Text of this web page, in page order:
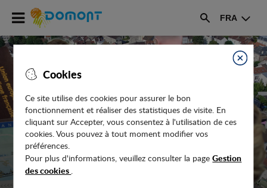
Cookies
Fermer
Ce site utilise des cookies pour assurer le bon
fonctionnement et réaliser des statistiques de visite. En
cliquant sur Accepter, vous consentez à l'utilisation de ces
cookies. Vous pouvez à tout moment modifier vos
préférences.
Pour plus d'informations, veuillez consulter la pageGestion
des cookies .
Accéder
au
menu
Accéder
contenu
Rechercher
FRA
ACTES ADMINISTRATIFS